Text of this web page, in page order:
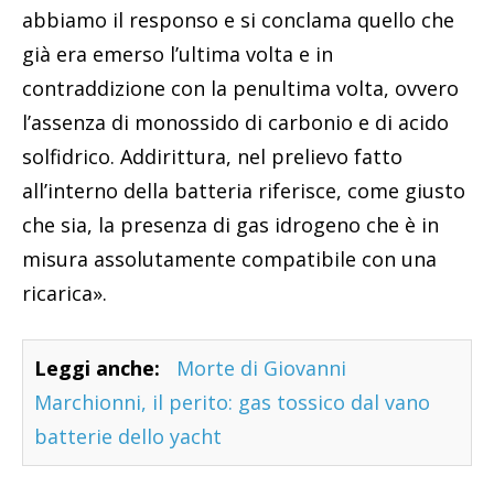
abbiamo il responso e si conclama quello che
già era emerso l’ultima volta e in
contraddizione con la penultima volta, ovvero
l’assenza di monossido di carbonio e di acido
solfidrico. Addirittura, nel prelievo fatto
all’interno della batteria riferisce, come giusto
che sia, la presenza di gas idrogeno che è in
misura assolutamente compatibile con una
ricarica».
Leggi anche:
Morte di Giovanni
Marchionni, il perito: gas tossico dal vano
batterie dello yacht